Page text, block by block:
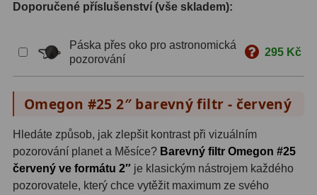
Speciální 1
Barlow65
Měsíční a Polarizační 24
Doporučené příslušenství (vše skladem):
Páska přes oko pro astronomická
pozorování
295 Kč
Omegon #25 2″ barevný filtr - červený
Hledáte způsob, jak zlepšit kontrast při vizuálním
pozorování planet a Měsíce? Barevný filtr Omegon #25
červený ve formátu 2″ je klasickým nástrojem každého
pozorovatele, který chce vytěžit maximum ze svého